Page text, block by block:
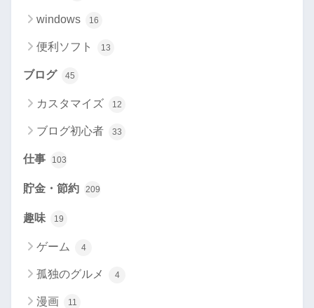
windows 16
便利ソフト 13
ブログ 45
カスタマイズ 12
ブログ初心者 33
仕事 103
貯金・節約 209
趣味 19
ゲーム 4
孤独のグルメ 4
漫画 11